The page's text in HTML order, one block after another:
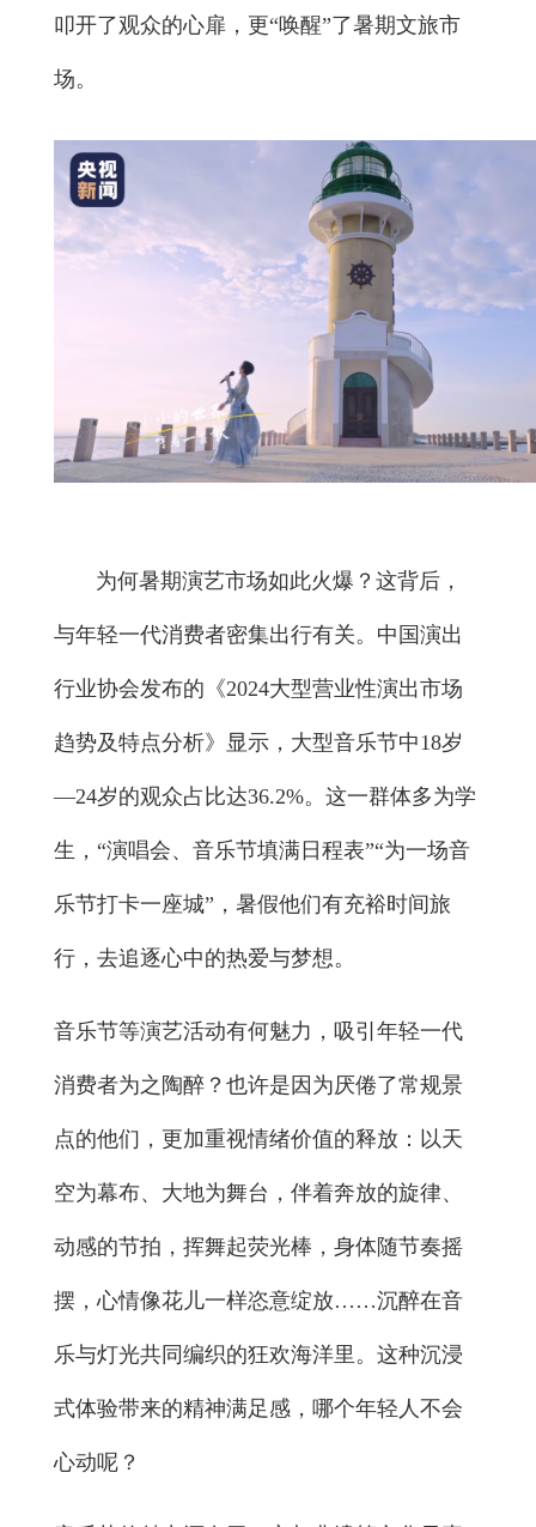
叩开了观众的心扉，更“唤醒”了暑期文旅市
场。
为何暑期演艺市场如此火爆？这背后，
与年轻一代消费者密集出行有关。中国演出
行业协会发布的《2024大型营业性演出市场
趋势及特点分析》显示，大型音乐节中18岁
—24岁的观众占比达36.2%。这一群体多为学
生，“演唱会、音乐节填满日程表”“为一场音
乐节打卡一座城”，暑假他们有充裕时间旅
行，去追逐心中的热爱与梦想。
音乐节等演艺活动有何魅力，吸引年轻一代
消费者为之陶醉？也许是因为厌倦了常规景
点的他们，更加重视情绪价值的释放：以天
空为幕布、大地为舞台，伴着奔放的旋律、
动感的节拍，挥舞起荧光棒，身体随节奏摇
摆，心情像花儿一样恣意绽放……沉醉在音
乐与灯光共同编织的狂欢海洋里。这种沉浸
式体验带来的精神满足感，哪个年轻人不会
心动呢？